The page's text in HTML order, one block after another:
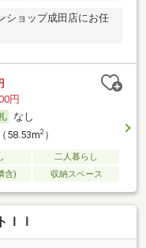
ショップ成田店にお任
円
なし
58.53m2）
二人暮らし
含) 収納スペース
ＩＩ